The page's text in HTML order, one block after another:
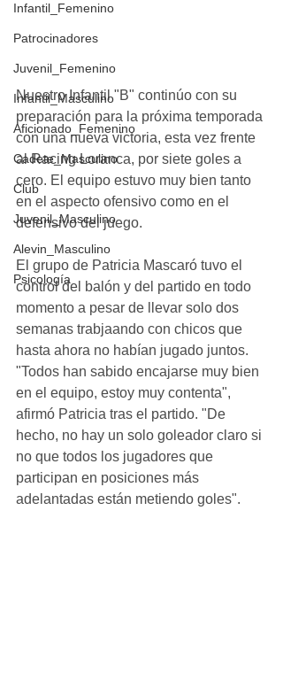
Infantil_Femenino
Patrocinadores
Juvenil_Femenino
Infantil_Masculino
Aficionado_Femenino
Cadete_Masculino
Club
Juvenil_Masculino
Alevin_Masculino
Psicología
Nuestro Infantil "B" continúo con su
preparación para la próxima temporada
con una nueva victoria, esta vez frente
al Racing Loranca, por siete goles a
cero. El equipo estuvo muy bien tanto
en el aspecto ofensivo como en el
defensivo del juego.
El grupo de Patricia Mascaró tuvo el
control del balón y del partido en todo
momento a pesar de llevar solo dos
semanas trabjaando con chicos que
hasta ahora no habían jugado juntos.
"Todos han sabido encajarse muy bien
en el equipo, estoy muy contenta",
afirmó Patricia tras el partido. "De
hecho, no hay un solo goleador claro si
no que todos los jugadores que
participan en posiciones más
adelantadas están metiendo goles".